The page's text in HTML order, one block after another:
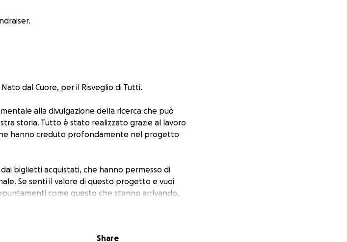
dal Cuore, per il Risveglio di Tutti.
alla divulgazione della ricerca che può
storia. Tutto è stato realizzato grazie al lavoro
hanno creduto profondamente nel progetto
biglietti acquistati, che hanno permesso di
Se senti il valore di questo progetto e vuoi
come questo che stanno arrivando,
di tutti
Share